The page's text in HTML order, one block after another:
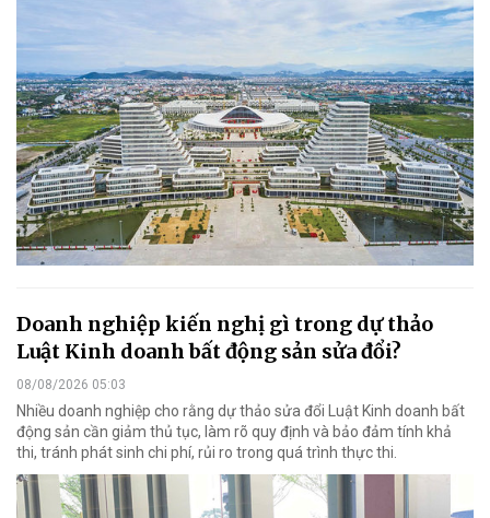
Doanh nghiệp kiến nghị gì trong dự thảo
Luật Kinh doanh bất động sản sửa đổi?
08/08/2026 05:03
Nhiều doanh nghiệp cho rằng dự thảo sửa đổi Luật Kinh doanh bất
động sản cần giảm thủ tục, làm rõ quy định và bảo đảm tính khả
thi, tránh phát sinh chi phí, rủi ro trong quá trình thực thi.